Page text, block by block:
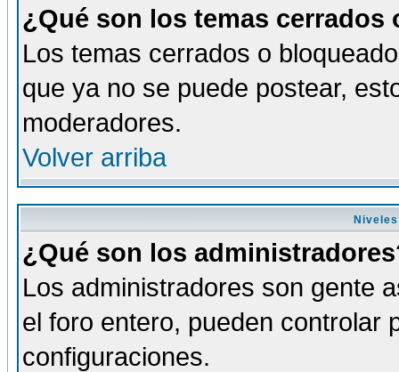
¿Qué son los temas cerrados
Los temas cerrados o
que ya no se puede postear,
moderadores.
Volver arriba
¿Qué son los
Los administradores son gente
el foro entero, pueden controlar
configuraciones.